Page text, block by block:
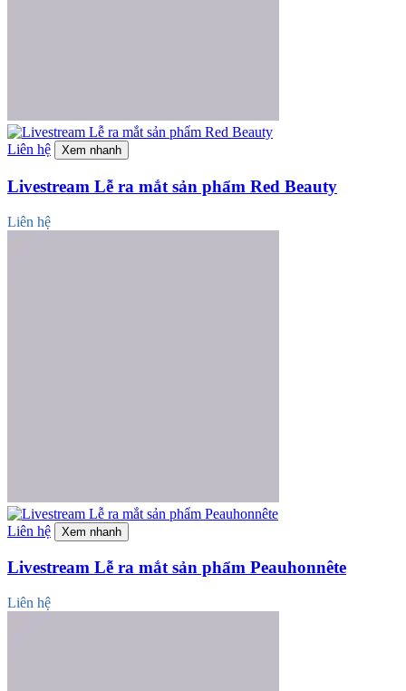
Liên hệ Xem nhanh
Livestream Lễ ra mắt sản phẩm Red Beauty
Liên hệ
Liên hệ Xem nhanh
Livestream Lễ ra mắt sản phẩm Peauhonnête
Liên hệ